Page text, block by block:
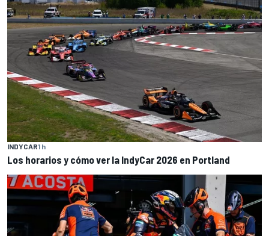
INDYCAR1 h
Los horarios y cómo ver la IndyCar 2026 en Portland